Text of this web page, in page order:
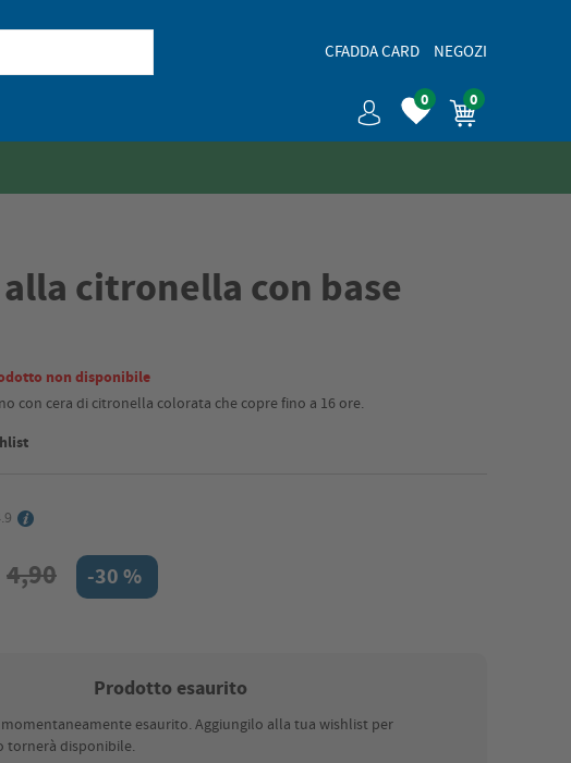
CFADDA CARD NEGOZI
0 0
citronella con base
non disponibile
con cera di citronella colorata che copre fino a 16 ore.
4,90 -30 %
Prodotto esaurito
esaurito. Aggiungilo alla tua wishlist per
disponibile.